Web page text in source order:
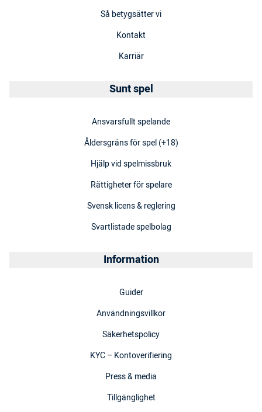
Så betygsätter vi
Kontakt
Karriär
Sunt spel
Ansvarsfullt spelande
Åldersgräns för spel (+18)
Hjälp vid spelmissbruk
Rättigheter för spelare
Svensk licens & reglering
Svartlistade spelbolag
Information
Guider
Användningsvillkor
Säkerhetspolicy
KYC – Kontoverifiering
Press & media
Tillgänglighet